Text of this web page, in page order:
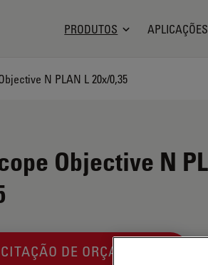
Logo
PRODUTOS APLICAÇÕES
N PLAN L 20x/0,35
Objective N
DE ORÇAMENTO